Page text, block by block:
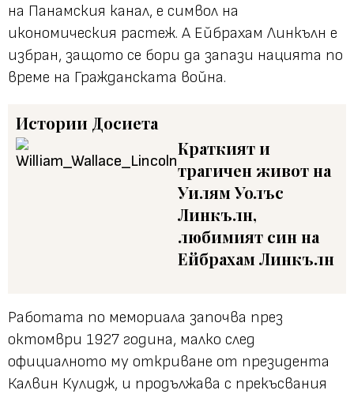
на Панамския канал, е символ на
икономическия растеж. А Ейбрахам Линкълн е
избран, защото се бори да запази нацията по
време на Гражданската война.
Истории Досиета
Краткият и
трагичен живот на
Уилям Уолъс
Линкълн,
любимият син на
Ейбрахам Линкълн
Работата по мемориала започва през
октомври 1927 година, малко след
официалното му откриване от президента
Калвин Кулидж, и продължава с прекъсвания